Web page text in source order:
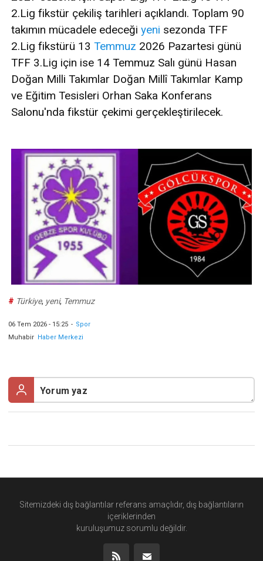
2.Lig fikstür çekiliş tarihleri açıklandı. Toplam 90
takımın mücadele edeceği yeni sezonda TFF
2.Lig fikstürü 13 Temmuz 2026 Pazartesi günü
TFF 3.Lig için ise 14 Temmuz Salı günü Hasan
Doğan Milli Takımlar Doğan Millî Takımlar Kamp
ve Eğitim Tesisleri Orhan Saka Konferans
Salonu'nda fikstür çekimi gerçekleştirilecek.
# Türkiye, yeni, Temmuz
06 Tem 2026 - 15:25 - Spor
Muhabir Haber Merkezi
Sitemizdeki dış bağlantılar referans amaçlıdır, dış bağlantıların
içeriklerinden
kuruluşumuz sorumlu değildir.